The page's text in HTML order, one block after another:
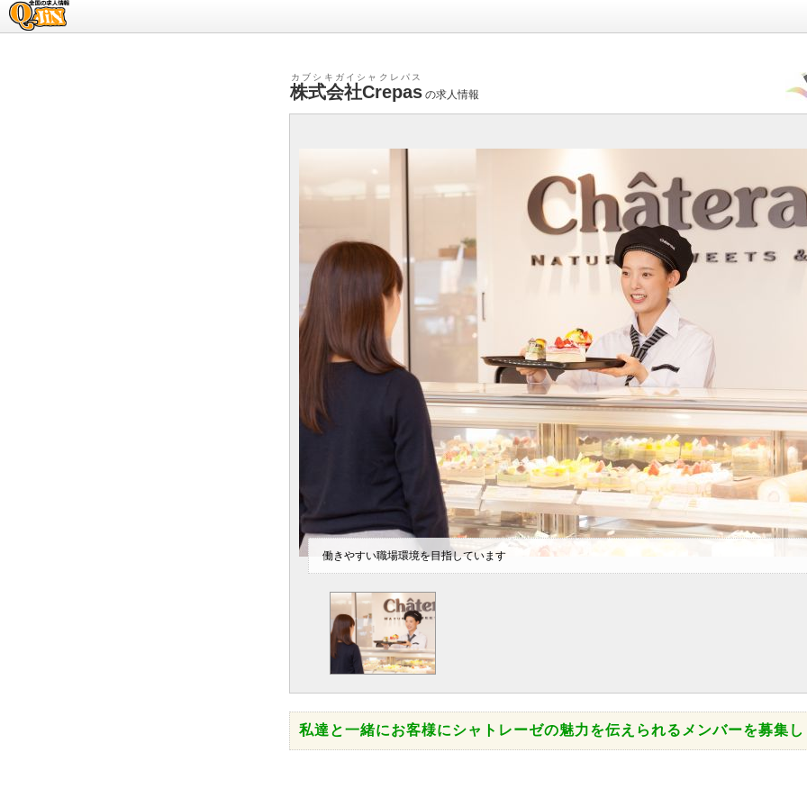
株式会社Crepas
カブシキガイシャクレパス
の求人情報
求人情報のQ-JiN
働きやすい職場環境を目指しています
私達と一緒にお客様にシャトレーゼの魅力を伝えられるメンバーを募集